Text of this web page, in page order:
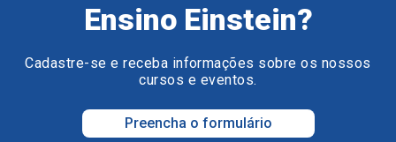
Ensino Einstein?
Cadastre-se e receba informações sobre os nossos
cursos e eventos.
Preencha o formulário